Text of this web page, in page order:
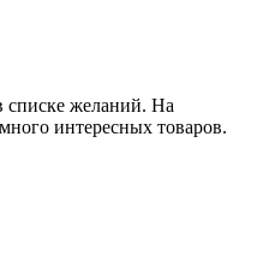
списке желаний. На
интересных товаров.